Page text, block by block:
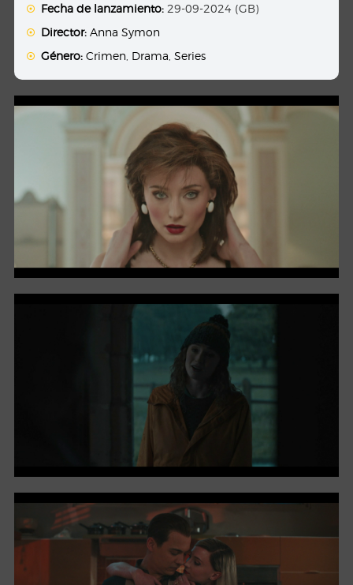
Fecha de lanzamiento: 29-09-2024 (GB)
Director: Anna Symon
Género: Crimen Drama ,Series